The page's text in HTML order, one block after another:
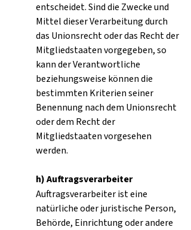
entscheidet. Sind die Zwecke und
Mittel dieser Verarbeitung durch
das Unionsrecht oder das Recht der
Mitgliedstaaten vorgegeben, so
kann der Verantwortliche
beziehungsweise können die
bestimmten Kriterien seiner
Benennung nach dem Unionsrecht
oder dem Recht der
Mitgliedstaaten vorgesehen
werden.
h) Auftragsverarbeiter
Auftragsverarbeiter ist eine
natürliche oder juristische Person,
Behörde, Einrichtung oder andere